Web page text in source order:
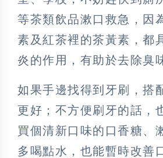
等茶類飲品漱口救急，因
素及紅茶裡的茶黃素，都
炎的作用，有助於去除臭
如果手邊找得到牙刷，搭
更好；不方便刷牙的話，
買個清新口味的口香糖、
多喝點水，也能暫時改善